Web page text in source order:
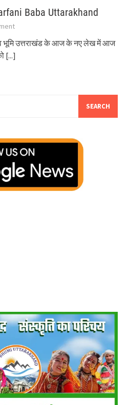
Baba Uttarakhand
भूमि उत्तराखंड के आज के नए लेख में आज
[...]